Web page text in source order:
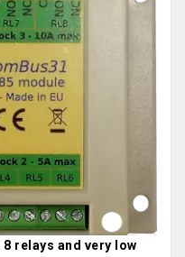
8 relays and very low